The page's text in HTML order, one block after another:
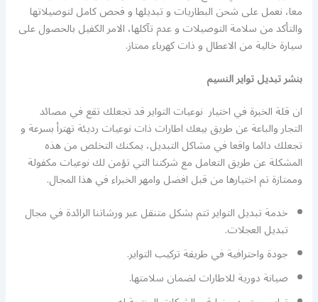
معا، نعمل على شحن البطاريات و تبديلها و فحص كامل لتوصيلاتها
والتأكد من سلامة التوصيلات و عدم تآكلها، الامر الكفيل بالحصول على
سيارة خالية من الاعطال و ذات كهرباء ممتاز.
بنشر تبديل تواير النسيم
ان قلة الخبرة في اختيار نوعيات التواير قد تجعلك تقع في مصائد
التجار والباعة عن طريق بيعك اطارات ذات نوعيات رديئة تهترأ بسرعة و
تجعلك دائما واقعا في مشاكل التبديل، يمكنك التخلص من هذه
المشكلة عن طريق التعامل مع شركتنا التي تؤمن لك نوعيات مكفولة
وممتازة تم اختيارها من قبل افضل وامهر الخبراء في هذا المجال.
خدمة تبديل التواير تتم بشكل متنقل عبر ورشاتنا الرائدة في مجال
تبديل العجلات.
جودة واحترافية في طريقة تركيب التواير.
صيانة دورية للاطارات لضمان سلامتها.